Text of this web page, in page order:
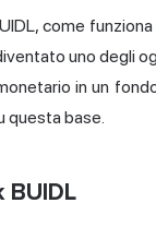
come
uno degli
in un
questa base.